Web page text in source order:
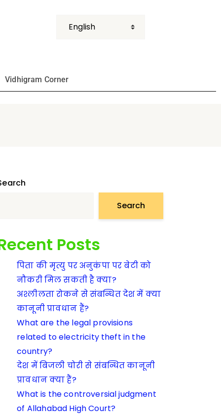
Vidhigram Corner
Search
Posts
पिता की मृत्यु पर अनुकंपा पर बेटी को
नौकरी मिल सकती है क्या?
अश्लीलता रोकने से संबन्धित देश में क्या
कानूनी प्रावधान हैं?
What are the legal provisions
related to electricity theft in the
country?
देश में बिजली चोरी से संबन्धित कानूनी
प्रावधान क्या हैं?
What is the controversial judgment
of Allahabad High Court?